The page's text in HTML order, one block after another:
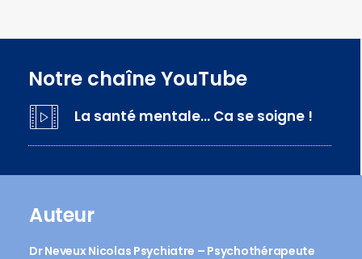
Notre chaîne YouTube
La santé mentale… Ca se soigne !
Auteur
Dr Neveux Nicolas Psychiatre – Psychothérapeute